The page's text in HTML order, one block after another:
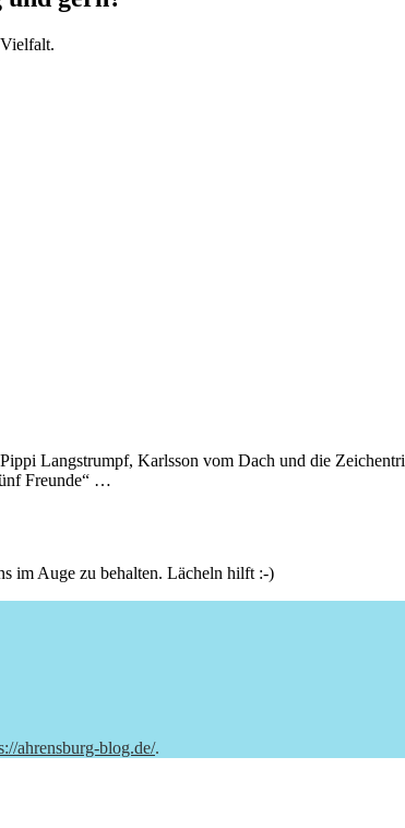
Langstrumpf, Karlsson vom Dach und die
Freunde“ …
im Auge zu behalten. Lächeln hilft :-)
ahrensburg-blog.de/.